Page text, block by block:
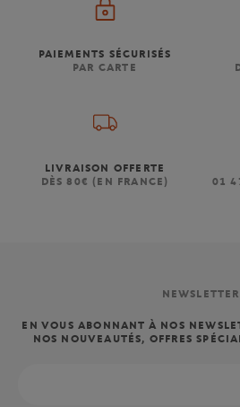
PAIEMENTS SÉCURISÉS
PAR CARTE
LIVRAISON OFFERTE
DÈS 80€ (EN FRANCE)
01
NEWSLETTER
EN VOUS ABONNANT À NOS
NOS NOUVEAUTÉS, OFFRES